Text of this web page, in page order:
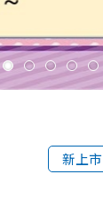
新上市